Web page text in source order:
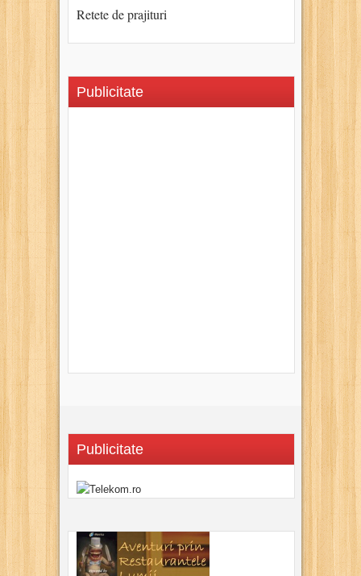
Retete de prajituri
Publicitate
Publicitate